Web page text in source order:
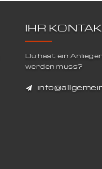
IHR
Du hast ein
werden muss?